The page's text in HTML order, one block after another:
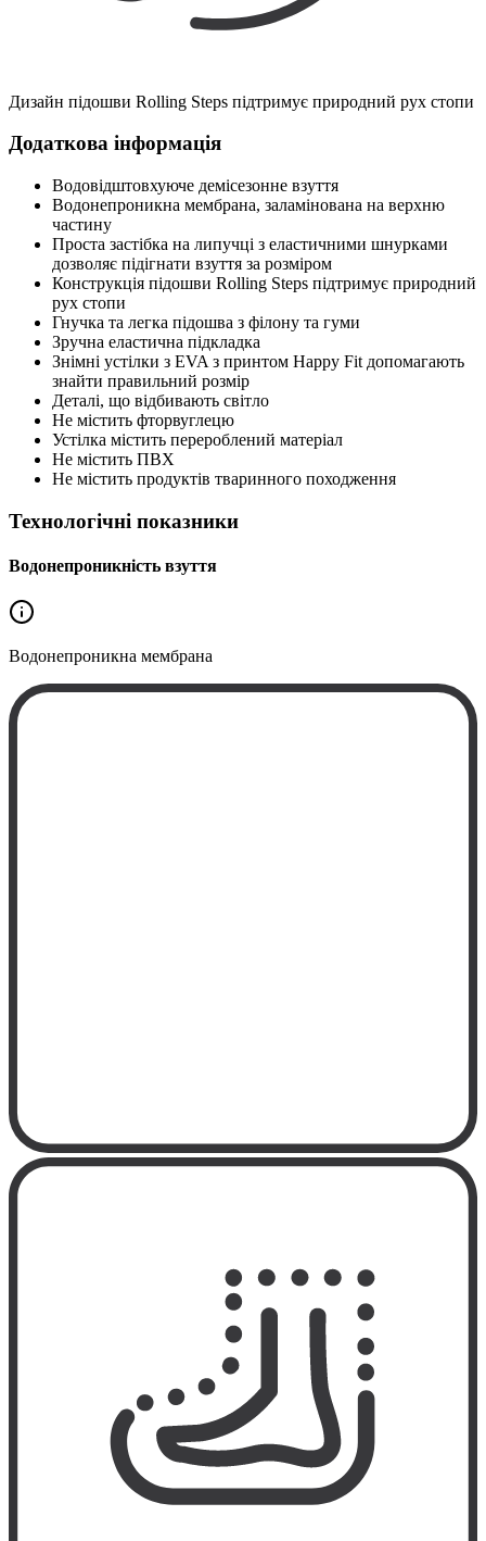
Дизайн підошви Rolling Steps підтримує природний рух стопи
Додаткова інформація
Водовідштовхуюче демісезонне взуття
Водонепроникна мембрана, заламінована на верхню
частину
Проста застібка на липучці з еластичними шнурками
дозволяє підігнати взуття за розміром
Конструкція підошви Rolling Steps підтримує природний
рух стопи
Гнучка та легка підошва з філону та гуми
Зручна еластична підкладка
Знімні устілки з EVA з принтом Happy Fit допомагають
знайти правильний розмір
Деталі, що відбивають світло
Не містить фторвуглецю
Устілка містить перероблений матеріал
Не містить ПВХ
Не містить продуктів тваринного походження
Технологічні показники
Водонепроникність взуття
Водонепроникна мембрана